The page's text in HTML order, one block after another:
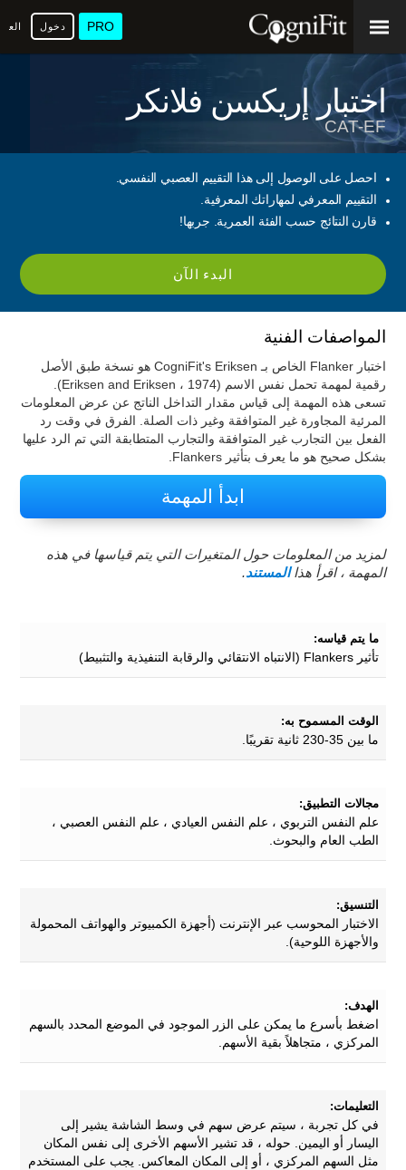
PRO دخول
اختبار إريكسن فلانكر
CAT-EF
احصل على الوصول إلى هذا التقييم العصبي النفسي.
التقييم المعرفي لمهاراتك المعرفية.
قارن النتائج حسب الفئة العمرية. جربها!
البدء الآن
المواصفات الفنية
اختبار Flanker الخاص بـ CogniFit's Eriksen هو نسخة طبق الأصل
رقمية لمهمة تحمل نفس الاسم (Eriksen and Eriksen ، 1974).
تسعى هذه المهمة إلى قياس مقدار التداخل الناتج عن عرض المعلومات
المرئية المجاورة غير المتوافقة وغير ذات الصلة. الفرق في وقت رد
الفعل بين التجارب غير المتوافقة والتجارب المتطابقة التي تم الرد عليها
بشكل صحيح هو ما يعرف بتأثير Flankers.
ابدأ المهمة
لمزيد من المعلومات حول المتغيرات التي يتم قياسها في هذه
المهمة ، اقرأ هذاالمستند.
ما يتم قياسه:
تأثير Flankers (الانتباه الانتقائي والرقابة التنفيذية والتثبيط)
الوقت المسموح به:
ما بين 35-230 ثانية تقريبًا.
مجالات التطبيق:
علم النفس التربوي ، علم النفس العيادي ، علم النفس العصبي ،
الطب العام والبحوث.
التنسيق:
الاختبار المحوسب عبر الإنترنت (أجهزة الكمبيوتر والهواتف المحمولة
والأجهزة اللوحية).
الهدف:
اضغط بأسرع ما يمكن على الزر الموجود في الموضع المحدد بالسهم
المركزي ، متجاهلاً بقية الأسهم.
التعليمات:
في كل تجربة ، سيتم عرض سهم في وسط الشاشة يشير إلى
اليسار أو اليمين. حوله ، قد تشير الأسهم الأخرى إلى نفس المكان
مثل السهم المركزي ، أو إلى المكان المعاكس. يجب على المستخدم